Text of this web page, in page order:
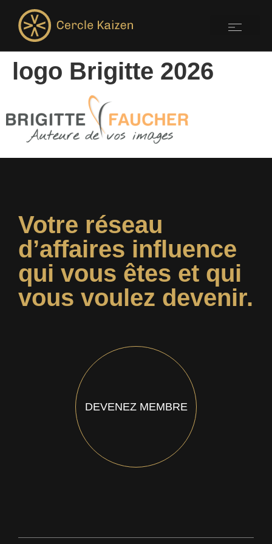
logo Brigitte 2026
Votre réseau
d’affaires influence
qui vous êtes et qui
vous voulez devenir.
DEVENEZ MEMBRE